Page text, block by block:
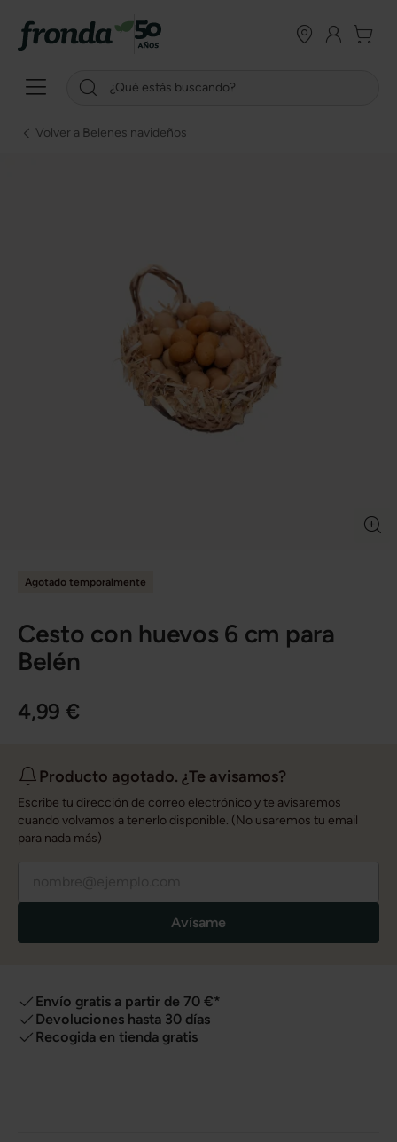
Volver a Belenes navideños
Agotado temporalmente
Cesto con huevos 6 cm para
Belén
4,99 €
Producto agotado. ¿Te avisamos?
Escribe tu dirección de correo electrónico y te avisaremos
cuando volvamos a tenerlo disponible. (No usaremos tu email
para nada más)
Avísame
Envío gratis a partir de 70 €*
Devoluciones hasta 30 días
Recogida en tienda gratis